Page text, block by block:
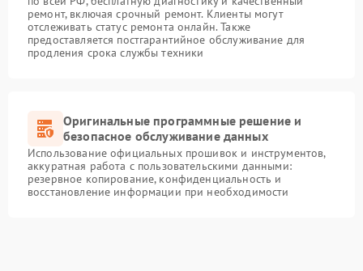
ремонт, включая срочный ремонт. Клиенты могут
отслеживать статус ремонта онлайн. Также
предоставляется постгарантийное обслуживание для
продления срока службы техники
Оригинальные программные решение и
безопасное обслуживание данных
Использование официальных прошивок и инструментов,
аккуратная работа с пользовательскими данными:
резервное копирование, конфиденциальность и
восстановление информации при необходимости